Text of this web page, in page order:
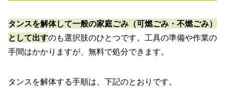
タンスを解体して一般の家庭ごみ（可燃ごみ・不燃ごみ）
として出すのも選択肢のひとつです。工具の準備や作業の
手間はかかりますが、無料で処分できます。
タンスを解体する手順は、下記のとおりです。